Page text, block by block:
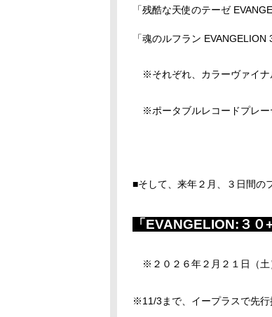
「残酷な天使のテーゼ
「魂のルフラン EVANGELION
※それぞれ、カラーヴァイナ
※ポータブルレコードプレー
■そして、来年２月、３日間の
「EVANGELION:３
※２０２６年２月２１日（土
※11/3 まで、イープラスで先行